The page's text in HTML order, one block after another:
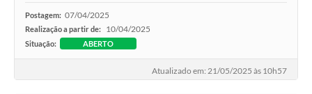
Postagem: 07/04/2025
Realização a partir de: 10/04/2025
Situação: ABERTO
Atualizado em: 21/05/2025 às 10h57